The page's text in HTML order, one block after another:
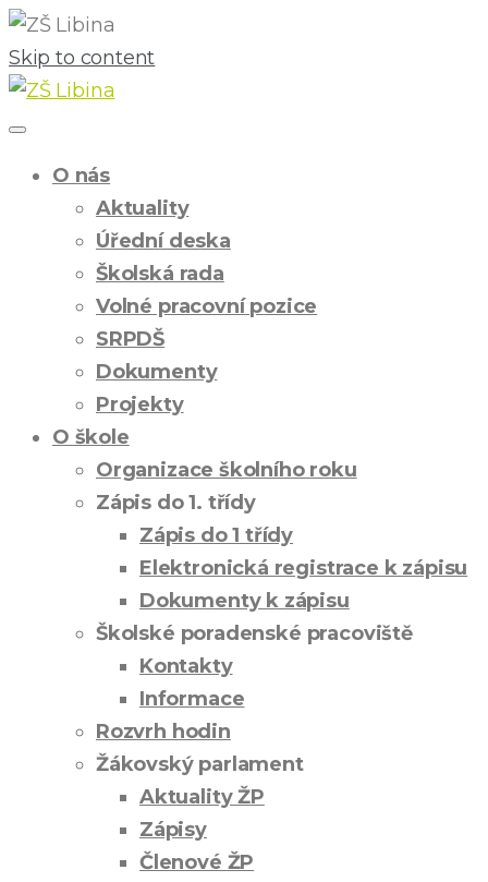
Skip to content
O nás
Aktuality
Úřední deska
Školská rada
Volné pracovní pozice
SRPDŠ
Dokumenty
Projekty
O škole
Organizace školního roku
Zápis do 1. třídy
Zápis do 1 třídy
Elektronická registrace k zápisu
Dokumenty k zápisu
Školské poradenské pracoviště
Kontakty
Informace
Rozvrh hodin
Žákovský parlament
Aktuality ŽP
Zápisy
Členové ŽP